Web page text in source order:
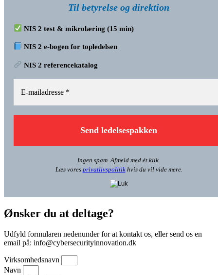
Til betyrelse og direktion
NIS 2 test & mikrolæring (15 min)
NIS 2 e-bogen for topledelsen
NIS 2 referencekatalog
Ingen spam. Afmeld med ét klik.
Læs vores privatlivspolitikhvis du vil vide mere.
Ønsker du at deltage?
Udfyld formularen nedenunder for at kontakt os, eller send os en
email på: info@cybersecurityinnovation.dk
Virksomhedsnavn
Navn